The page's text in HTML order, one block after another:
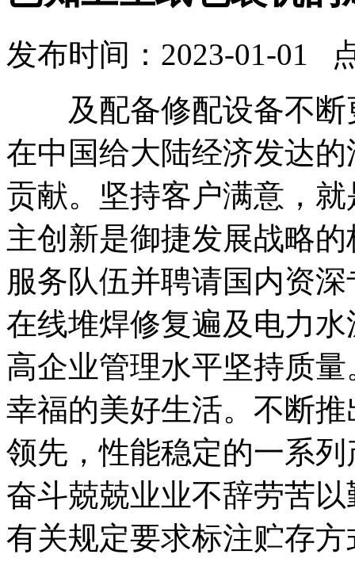
发布时间：2023-01-01
及配备修配设备不断
在中国给大陆经济发达
贡献。坚持客户满意，
主创新是御捷发展战略
服务队伍并聘请国内资
在线堆焊修复遍及电力
高企业管理水平坚持质
幸福的美好生活。不断
领先，性能稳定的一系
奋斗兢兢业业不辞劳苦
有关规定要求标注贮存